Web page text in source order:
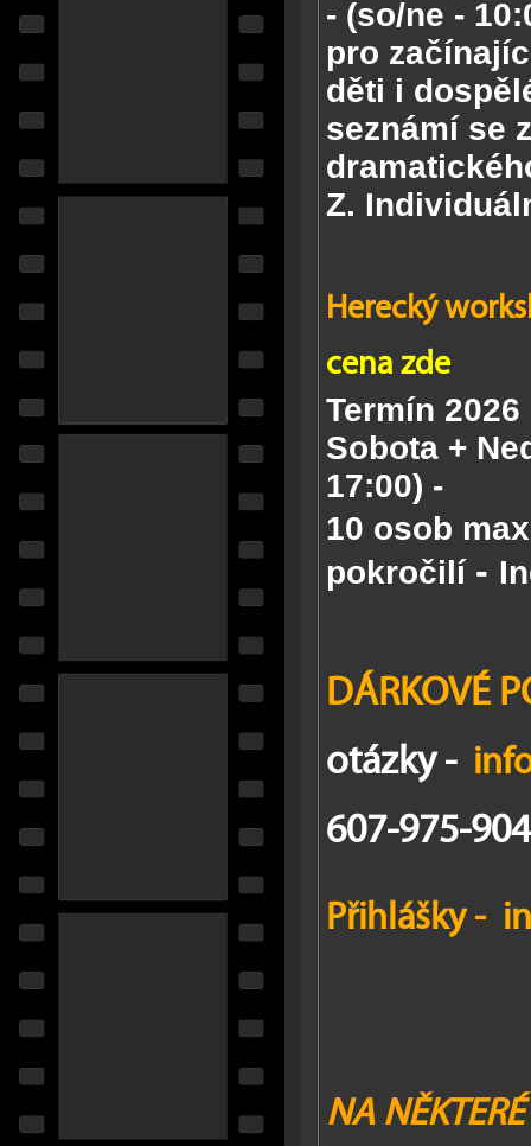
-(so/ne -
pro
děti i
seznámí se
Z.
Herecký
cena zde
Termín
Sobota +
17:00) -
10 osob
pokročilí -
DÁRKOVÉ
otázky -
607-975-904
Přihlášky-
NA